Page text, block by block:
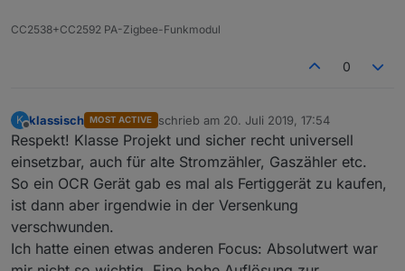
CC2538+CC2592 PA-Zigbee-Funkmodul
0
K
Offline
klassisch MOST ACTIVE schrieb am 20. Juli 2019, 17:54
zuletzt editiert von
Respekt! Klasse Projekt und sicher recht universell
einsetzbar, auch für alte Stromzähler, Gaszähler etc.
So ein OCR Gerät gab es mal als Fertiggerät zu kaufen,
ist dann aber irgendwie in der Versenkung
verschwunden.
Ich hatte einen etwas anderen Focus: Absolutwert war